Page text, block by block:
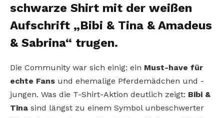
schwarze Shirt mit der weißen
Aufschrift „Bibi & Tina & Amadeus
& Sabrina“ trugen.
Die Community war sich einig: ein Must-have für
echte Fans und ehemalige Pferdemädchen und -
jungen. Was die T-Shirt-Aktion deutlich zeigt: Bibi &
Tina sind längst zu einem Symbol unbeschwerter